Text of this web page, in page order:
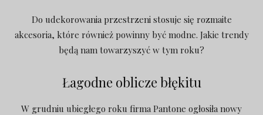
Do udekorowania przestrzeni stosuje się rozmaite
akcesoria, które również powinny być modne. Jakie trendy
będą nam towarzyszyć w tym roku?
Łagodne oblicze błękitu
W grudniu ubiegłego roku firma Pantone ogłosiła nowy